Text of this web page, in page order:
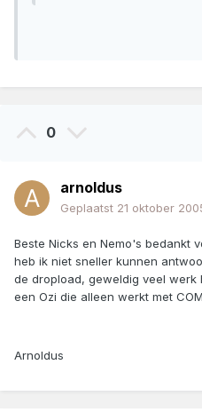
0
arnoldus
Geplaatst 21 oktober
Beste Nicks en Nemo's bedankt
heb ik niet sneller kunnen
de dropload, geweldig veel werk
een Ozi die alleen werkt met
Arnoldus